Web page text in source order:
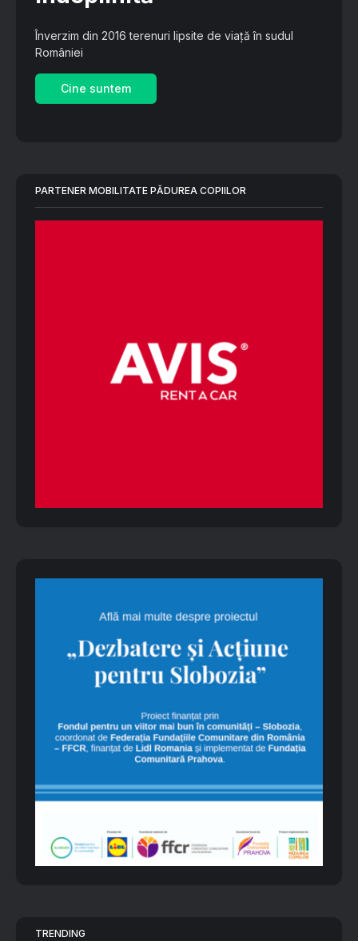
Înverzim din 2016 terenuri lipsite de viață în sudul
României
Cine suntem
PARTENER MOBILITATE PĂDUREA COPIILOR
TRENDING